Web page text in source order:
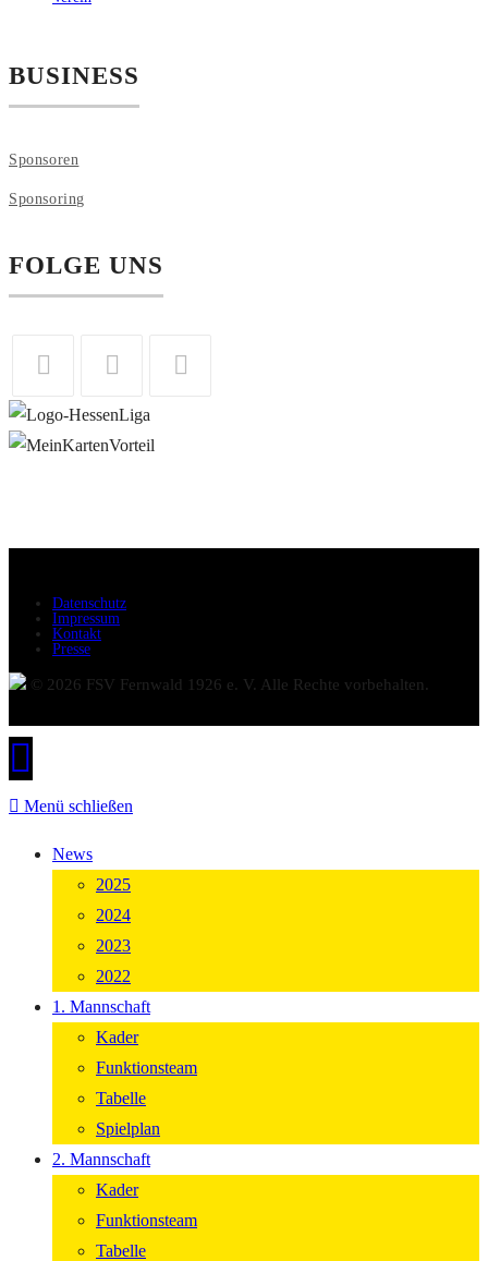
BUSINESS
Sponsoren
Sponsoring
FOLGE UNS
Datenschutz
Impressum
Kontakt
Presse
© 2026 FSV Fernwald 1926 e. V. Alle Rechte vorbehalten.
Menü schließen
News
2025
2024
2023
2022
1. Mannschaft
Kader
Funktionsteam
Tabelle
Spielplan
2. Mannschaft
Kader
Funktionsteam
Tabelle